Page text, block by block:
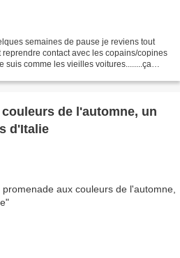
semaines de pause je reviens tout
contact avec les copains/copines
suis comme les vieilles voitures........ça
de l'automne, un
d'Italie